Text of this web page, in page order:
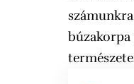
búzakorpa